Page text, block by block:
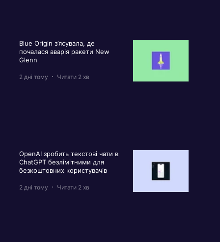
Blue Origin з’ясувала, де
почалася аварія ракети New
Glenn
2 дні тому Читати 2 хв
OpenAI зробить текстові чати в
ChatGPT безлімітними для
безкоштовних користувачів
2 дні тому Читати 2 хв